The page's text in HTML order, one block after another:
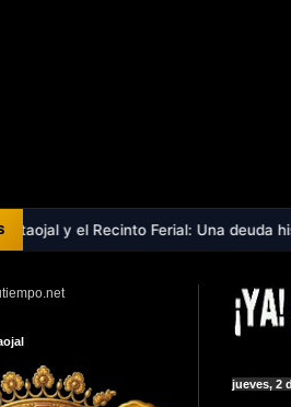
deuda histórica que
jueves, 2